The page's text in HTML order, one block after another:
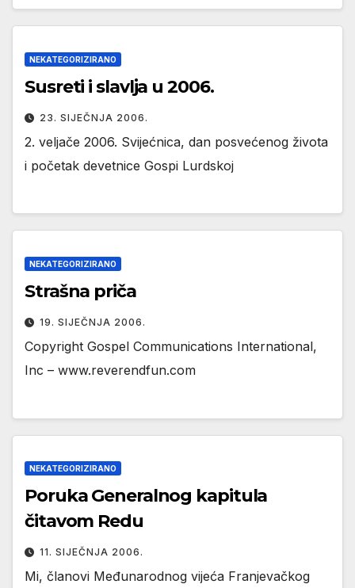
NEKATEGORIZIRANO
Susreti i slavlja u 2006.
23. SIJEČNJA 2006.
2. veljače 2006. Svijećnica, dan posvećenog života
i početak devetnice Gospi Lurdskoj
NEKATEGORIZIRANO
Strašna priča
19. SIJEČNJA 2006.
Copyright Gospel Communications International,
Inc – www.reverendfun.com
NEKATEGORIZIRANO
Poruka Generalnog kapitula
čitavom Redu
11. SIJEČNJA 2006.
Mi, članovi Međunarodnog vijeća Franjevačkog